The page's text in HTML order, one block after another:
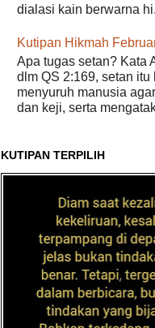
dialasi kain berwarna
Kutipan Hikmah
Apa tugas setan? Kata
dlm QS 2:169, setan itu
menyuruh manusia
dan keji, serta
KUTIPAN TERPILIH